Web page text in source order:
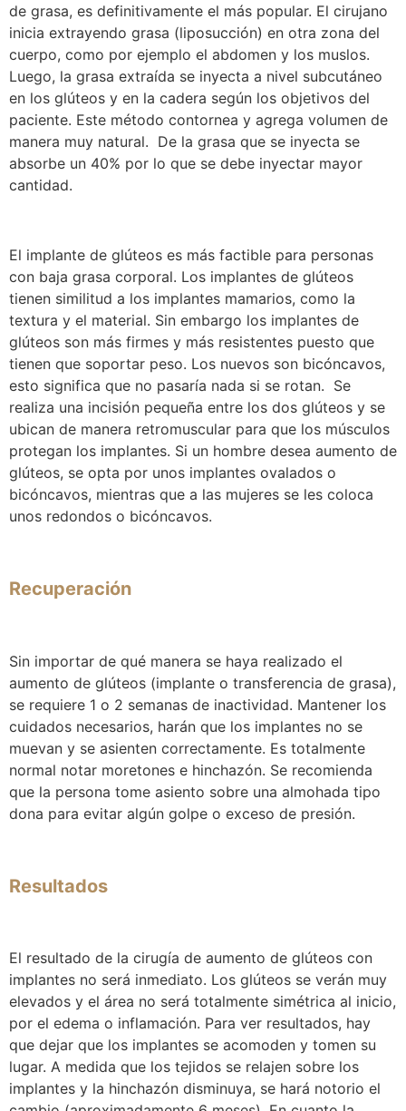
de grasa, es definitivamente el más popular. El cirujano
inicia extrayendo grasa (liposucción) en otra zona del
cuerpo, como por ejemplo el abdomen y los muslos.
Luego, la grasa extraída se inyecta a nivel subcutáneo
en los glúteos y en la cadera según los objetivos del
paciente. Este método contornea y agrega volumen de
manera muy natural. De la grasa que se inyecta se
absorbe un 40% por lo que se debe inyectar mayor
cantidad.
El implante de glúteos es más factible para personas
con baja grasa corporal. Los implantes de glúteos
tienen similitud a los implantes mamarios, como la
textura y el material. Sin embargo los implantes de
glúteos son más firmes y más resistentes puesto que
tienen que soportar peso. Los nuevos son bicóncavos,
esto significa que no pasaría nada si se rotan. Se
realiza una incisión pequeña entre los dos glúteos y se
ubican de manera retromuscular para que los músculos
protegan los implantes. Si un hombre desea aumento de
glúteos, se opta por unos implantes ovalados o
bicóncavos, mientras que a las mujeres se les coloca
unos redondos o bicóncavos.
Recuperación
Sin importar de qué manera se haya realizado el
aumento de glúteos (implante o transferencia de grasa),
se requiere 1 o 2 semanas de inactividad. Mantener los
cuidados necesarios, harán que los implantes no se
muevan y se asienten correctamente. Es totalmente
normal notar moretones e hinchazón. Se recomienda
que la persona tome asiento sobre una almohada tipo
dona para evitar algún golpe o exceso de presión.
Resultados
El resultado de la cirugía de aumento de glúteos con
implantes no será inmediato. Los glúteos se verán muy
elevados y el área no será totalmente simétrica al inicio,
por el edema o inflamación. Para ver resultados, hay
que dejar que los implantes se acomoden y tomen su
lugar. A medida que los tejidos se relajen sobre los
implantes y la hinchazón disminuya, se hará notorio el